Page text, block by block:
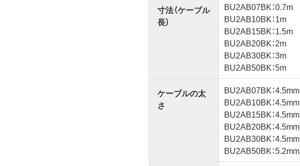
寸法（ケーブル
長）
BU2AB07BK：0.7m
BU2AB10BK：1m
BU2AB15BK：1.5m
BU2AB20BK：2m
BU2AB30BK：3m
BU2AB50BK：5m
ケーブルの太
さ
BU2AB07BK：4.5mm
BU2AB10BK：4.5mm
BU2AB15BK：4.5mm
BU2AB20BK：4.5mm
BU2AB30BK：4.5mm
BU2AB50BK：5.2mm